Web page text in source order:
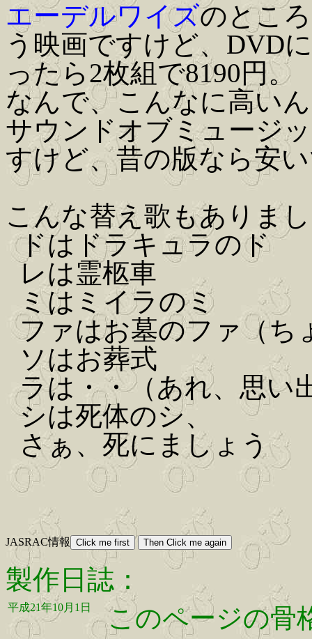
エーデルワイズのとこ
う映画ですけど、DVD
ったら2枚組で8190円。
なんで、こんなに高い
サウンドオブミュージ
すけど、昔の版なら安
こんな替え歌もありま
ドはドラキュラのド
レは霊柩車
ミはミイラのミ
ファはお墓のファ（ち
ソはお葬式
ラは・・（あれ、思い
シは死体のシ、
さぁ、死にましょう
JASRAC情報
製作日誌：
平成21年10月1日 このページの骨